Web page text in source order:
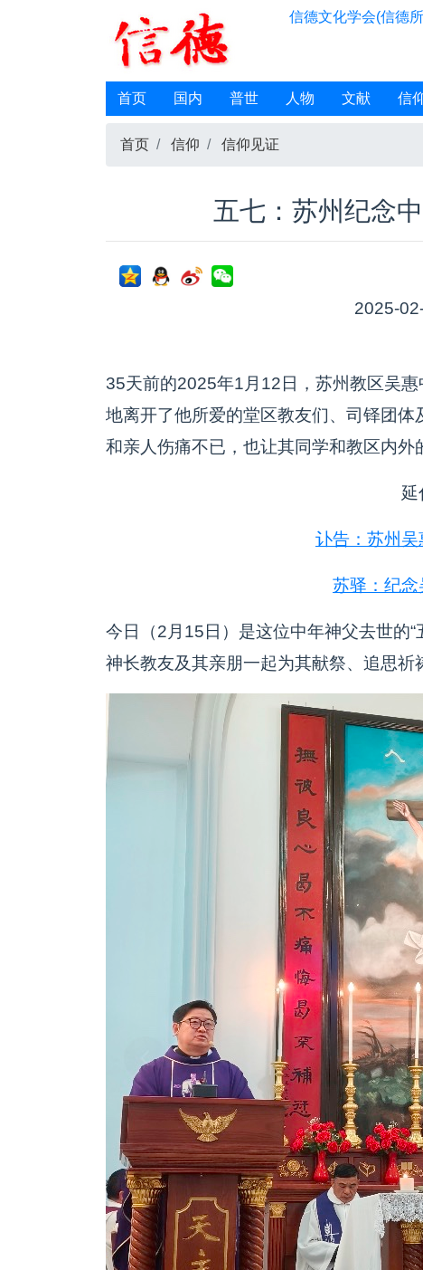
信德文化学会(信德
首页 国内 普世 人物 文献 信
首页 信仰 信仰见证
五七：苏州纪念
2025-
35天前的2025年1月12日，苏州教区吴
地离开了他所爱的堂区教友们、司铎团
和亲人伤痛不已，也让其同学和教区内外
延
讣告：苏州
苏驿：纪
今日（2月15日）是这位中年神父去世的
神长教友及其亲朋一起为其献祭、追思祈